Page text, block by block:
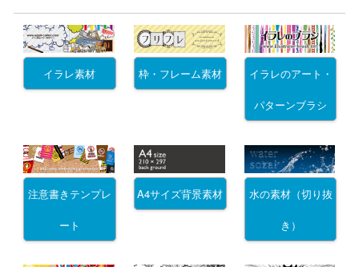
イラレ素材 枠・フレーム素材 イラレのアート・
パターンブラシ
注意書きテンプレ
ート
A4サイズ背景素材 水の素材（切り抜
き）